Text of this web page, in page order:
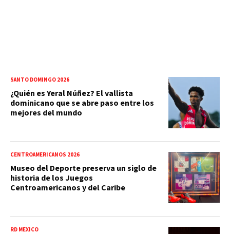
SANTO DOMINGO 2026
¿Quién es Yeral Núñez? El vallista
dominicano que se abre paso entre los
mejores del mundo
CENTROAMERICANOS 2026
Museo del Deporte preserva un siglo de
historia de los Juegos
Centroamericanos y del Caribe
RD MÉXICO